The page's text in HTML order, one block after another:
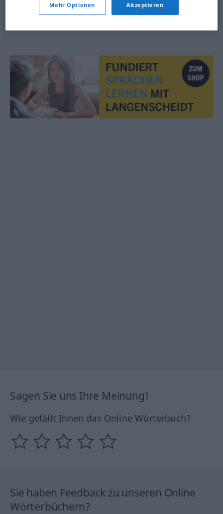
Sagen Sie uns Ihre Meinung!
Wie gefällt Ihnen das Online Wörterbuch?
Sie haben Feedback zu unseren Online
Wörterbüchern?
Mehr Optionen Akzeptieren